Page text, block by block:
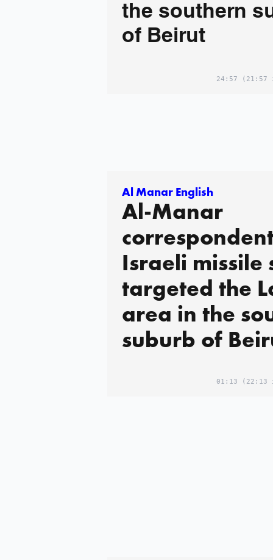
the southern
of Beirut
24:57 (21:57
Al Manar English
Al-Manar
Israeli missile
targeted the
area in the
suburb of
01:13 (22:13